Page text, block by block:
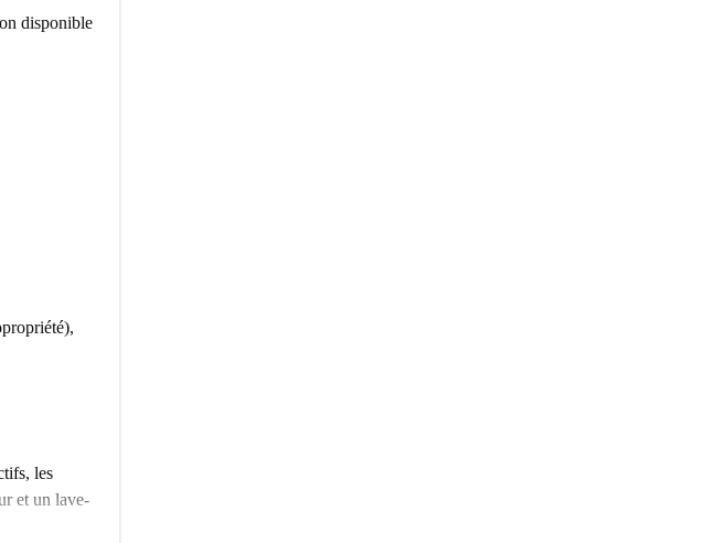
disponible
les
et un lave-